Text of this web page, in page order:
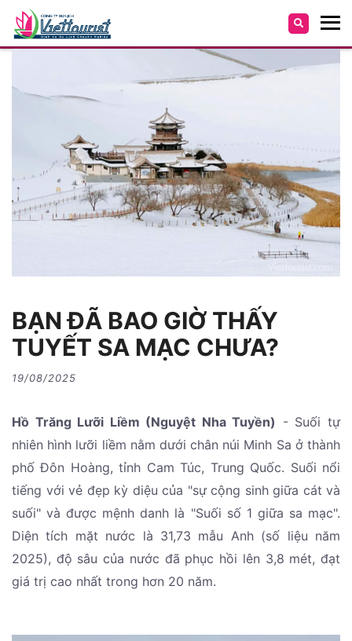
BẠN ĐÃ BAO GIỜ THẤY
TUYẾT SA MẠC CHƯA?
19/08/2025
Hồ Trăng Lưỡi Liềm (Nguyệt Nha Tuyền) - Suối tự
nhiên hình lưỡi liềm nằm dưới chân núi Minh Sa ở thành
phố Đôn Hoàng, tỉnh Cam Túc, Trung Quốc. Suối nổi
tiếng với vẻ đẹp kỳ diệu của "sự cộng sinh giữa cát và
suối" và được mệnh danh là "Suối số 1 giữa sa mạc".
Diện tích mặt nước là 31,73 mẫu Anh (số liệu năm
2025), độ sâu của nước đã phục hồi lên 3,8 mét, đạt
giá trị cao nhất trong hơn 20 năm.